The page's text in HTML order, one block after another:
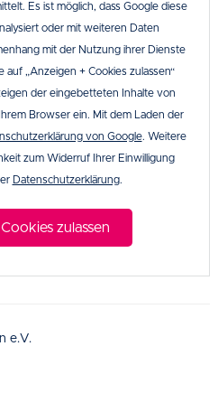
Es ist möglich, dass Google diese
oder mit weiteren Daten
mit der Nutzung ihrer Dienste
„Anzeigen + Cookies zulassen“
der eingebetteten Inhalte von
Browser ein. Mit dem Laden der
von Google. Weitere
zum Widerruf Ihrer Einwilligung
Datenschutzerklärung.
zulassen
e.V.